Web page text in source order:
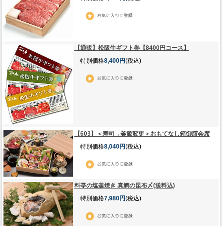
【通販】松阪牛ギフト券【8400円コース】
特別価格8,400円(税込)
【603】＜寿司→釜飯変更＞おもてなし箱御膳会席
特別価格8,040円(税込)
料亭の塩釜焼き 真鯛の昆布〆(送料込)
特別価格7,980円(税込)